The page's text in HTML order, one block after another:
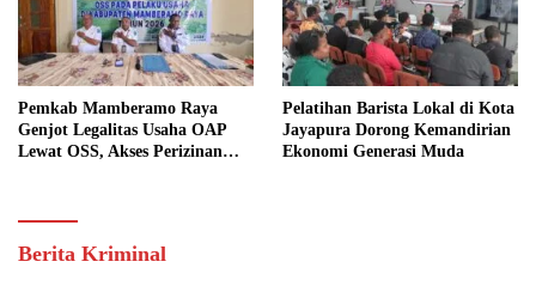
Pemkab Mamberamo Raya
Genjot Legalitas Usaha OAP
Lewat OSS, Akses Perizinan
Pelatihan Barista Lokal di Kota
Jayapura Dorong Kemandirian
Ekonomi Generasi Muda
Berita Kriminal